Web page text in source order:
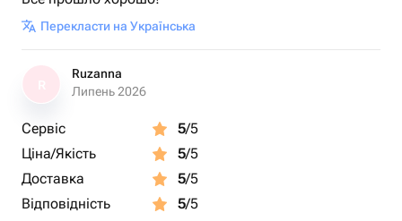
Перекласти на Українська
Ruzanna
Липень 2026
Сервіс 5/5
Ціна/Якість
5/5
Доставка
5/5
Відповідність
5/5